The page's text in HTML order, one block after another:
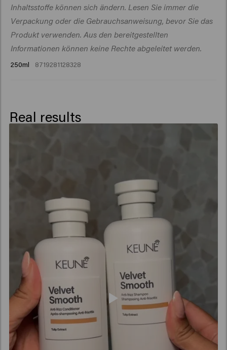
Acid, Isopropyl Alcohol, Isopropyl
Myristate, Amodimethicone, Sodium
Benzoate, Dicocoylethyl
Hydroxyethylmonium Methosulfate, Guar
37, Hydrolyzed Vegetable Protein, Propylene Glycol
PPG-1 Trideceth-6, Glycerin, Trideceth-12,
Tetramethyl Acetyloctahydronaphthalenes.
Inhaltsstoffe können sich ändern. Lesen Sie immer die
Verpackung oder die Gebrauchsanweisung, bevor Sie das
Produkt verwenden. Aus den bereitgestellten
Informationen können keine Rechte abgeleitet werden.
250ml 8719281128328
Real results